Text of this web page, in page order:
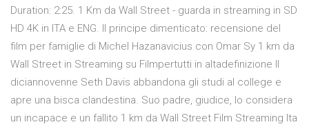
Duration: 2:25. 1 Km da Wall Street - guarda in streaming in SD
HD 4K in ITA e ENG. Il principe dimenticato: recensione del
film per famiglie di Michel Hazanavicius con Omar Sy 1 km da
Wall Street in Streaming su Filmpertutti in altadefinizione Il
diciannovenne Seth Davis abbandona gli studi al college e
apre una bisca clandestina. Suo padre, giudice, lo considera
un incapace e un fallito 1 km da Wall Street Film Streaming Ita